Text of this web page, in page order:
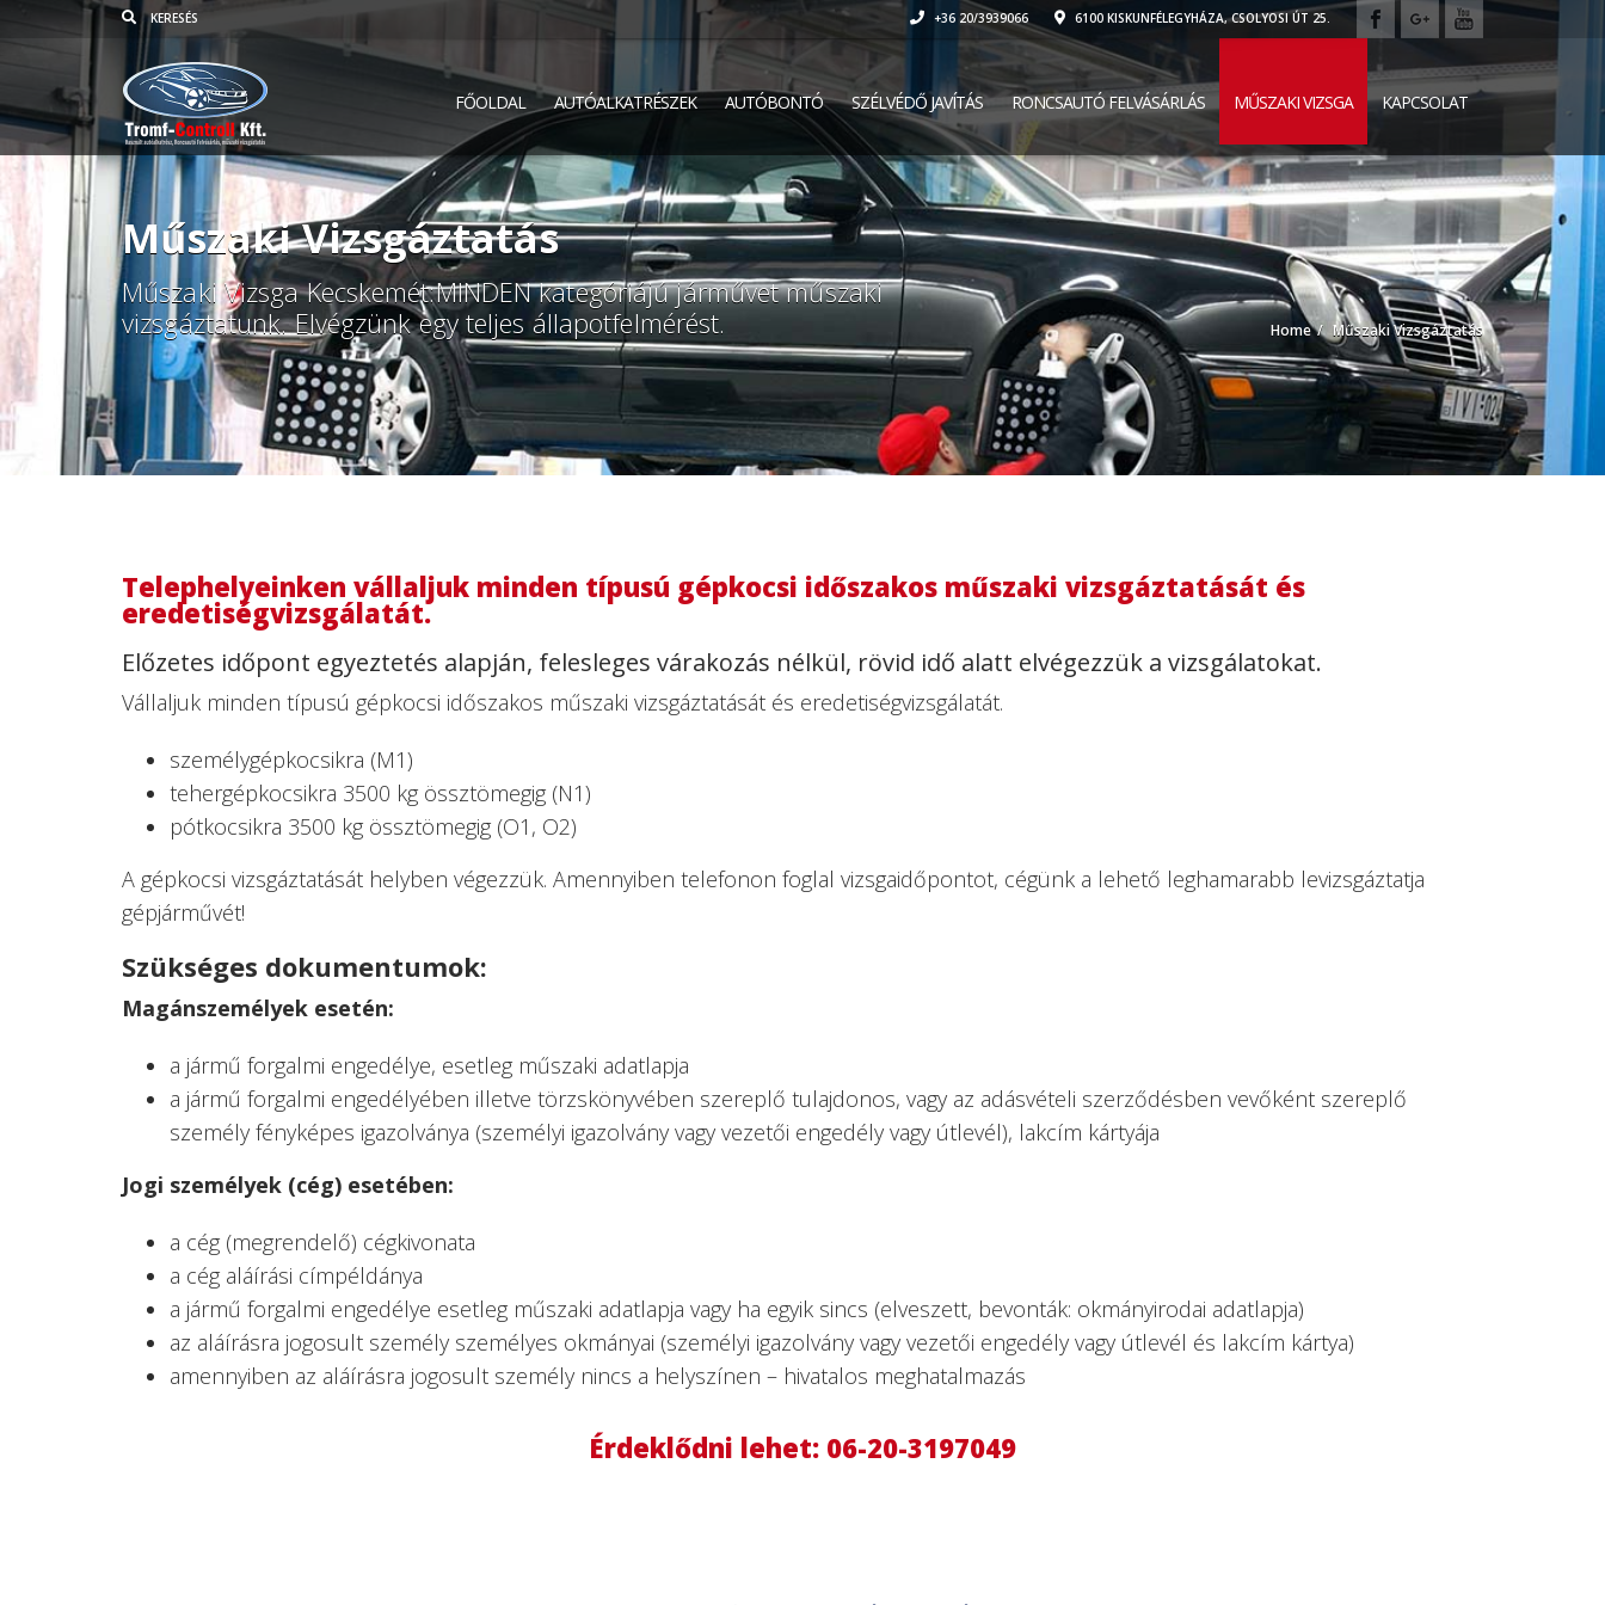
+36 20/3939066 6100 KISKUNFÉLEGYHÁZA, CSOLYOSI ÚT 25.
FŐOLDAL AUTÓALKATRÉSZEK AUTÓBONTÓ SZÉLVÉDŐ JAVÍTÁS RONCSAUTÓ FELVÁSÁRLÁS MŰSZAKI VIZSGA KAPCSOLAT
Műszaki Vizsgáztatás
Műszaki Vizsga Kecskemét:MINDEN kategóriájú járművet műszaki
vizsgáztatunk. Elvégzünk egy teljes állapotfelmérést.
Home Műszaki Vizsgáztatás
Telephelyeinken vállaljuk minden típusú gépkocsi időszakos műszaki vizsgáztatását és
eredetiségvizsgálatát.
Előzetes időpont egyeztetés alapján, felesleges várakozás nélkül, rövid idő alatt elvégezzük a vizsgálatokat.
Vállaljuk minden típusú gépkocsi időszakos műszaki vizsgáztatását és eredetiségvizsgálatát.
személygépkocsikra (M1)
tehergépkocsikra 3500 kg össztömegig (N1)
pótkocsikra 3500 kg össztömegig (O1, O2)
A gépkocsi vizsgáztatását helyben végezzük. Amennyiben telefonon foglal vizsgaidőpontot, cégünk a lehető leghamarabb levizsgáztatja
gépjárművét!
Szükséges dokumentumok:
Magánszemélyek esetén:
a jármű forgalmi engedélye, esetleg műszaki adatlapja
a jármű forgalmi engedélyében illetve törzskönyvében szereplő tulajdonos, vagy az adásvételi szerződésben vevőként szereplő
személy fényképes igazolványa (személyi igazolvány vagy vezetői engedély vagy útlevél), lakcím kártyája
Jogi személyek (cég) esetében:
a cég (megrendelő) cégkivonata
a cég aláírási címpéldánya
a jármű forgalmi engedélye esetleg műszaki adatlapja vagy ha egyik sincs (elveszett, bevonták: okmányirodai adatlapja)
az aláírásra jogosult személy személyes okmányai (személyi igazolvány vagy vezetői engedély vagy útlevél és lakcím kártya)
amennyiben az aláírásra jogosult személy nincs a helyszínen – hivatalos meghatalmazás
Érdeklődni lehet: 06-20-3197049